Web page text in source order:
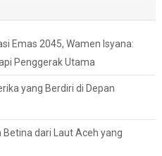
Emas 2045, Wamen Isyana:
Penggerak Utama
yang Berdiri di Depan
Betina dari Laut Aceh yang